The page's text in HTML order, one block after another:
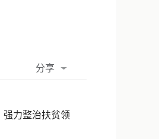
分享
新浪微博
力整治扶贫领